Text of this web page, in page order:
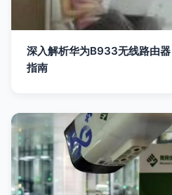
深入解析华为B933无线路由
指南